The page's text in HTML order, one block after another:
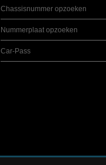
Chassisnummer opzoeken
Nummerplaat opzoeken
Car-Pass